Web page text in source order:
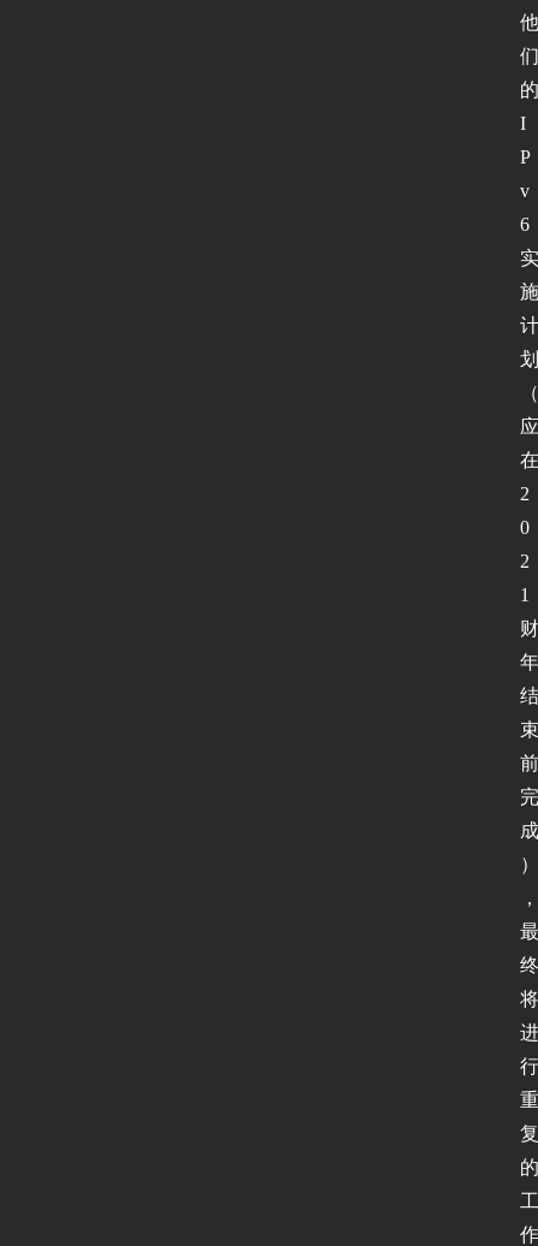
他
们
的
I
P
v
6
实
施
计
划
（
应
在
2
0
2
1
财
年
结
束
前
完
成
）
，
最
终
将
进
行
重
复
的
工
作